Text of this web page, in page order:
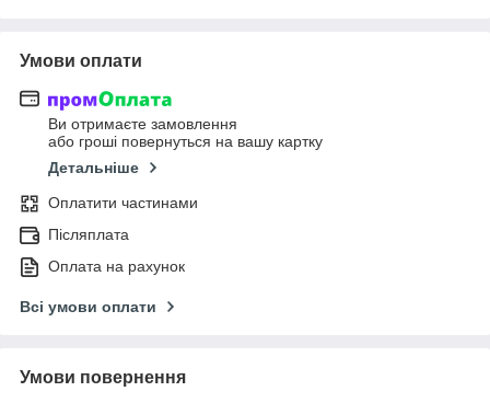
Умови оплати
Ви отримаєте замовлення
або гроші повернуться на вашу картку
Детальніше
Оплатити частинами
Післяплата
Оплата на рахунок
Всі умови оплати
Умови повернення